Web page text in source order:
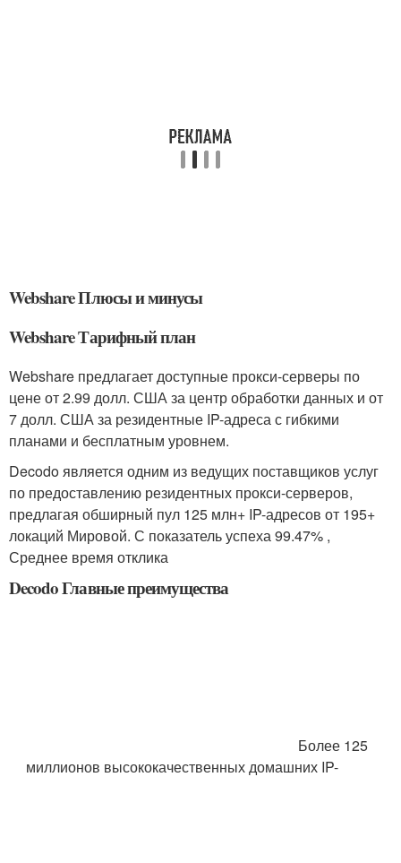
Webshare Плюсы и минусы
Webshare Тарифный план
Webshare предлагает доступные прокси-серверы по
цене от 2.99 долл. США за центр обработки данных и от
7 долл. США за резидентные IP-адреса с гибкими
планами и бесплатным уровнем.
Decodo является одним из ведущих поставщиков услуг
по предоставлению резидентных прокси-серверов,
предлагая обширный пул 125 млн+ IP-адресов от 195+
локаций Мировой. С показатель успеха 99.47% ,
Среднее время отклика
Decodo Главные преимущества
Более 125
миллионов высококачественных домашних IP-